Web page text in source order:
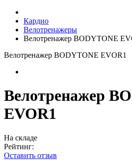
Кардио
Велотренажеры
Велотренажер BODYTONE
Велотренажер BODYTONE EVOR1
Велотренажер
EVOR1
На складе
Рейтинг:
Оставить отзыв